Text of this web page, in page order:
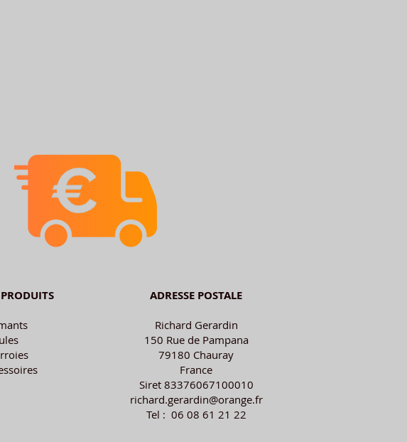
ADRESSE POSTALE
Richard Gerardin
150 Rue de Pampana
79180 Chauray
France
Siret 83376067100010
richard.gerardin@orange.fr
Tel : 06 08 61 21 22
PRODUITS